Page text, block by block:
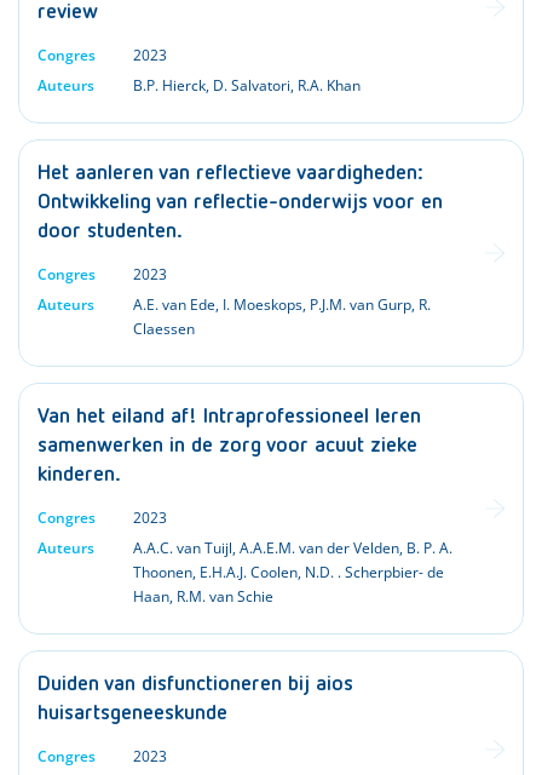
review
Congres
2023
Auteurs
B.P. Hierck, D. Salvatori, R.A. Khan
Het aanleren van reflectieve vaardigheden:
Ontwikkeling van reflectie-onderwijs voor en
door studenten.
Congres
2023
Auteurs
A.E. van Ede, I. Moeskops, P.J.M. van Gurp, R.
Claessen
Van het eiland af! Intraprofessioneel leren
samenwerken in de zorg voor acuut zieke
kinderen.
Congres
2023
Auteurs
A.A.C. van Tuijl,A.A.E.M. van der Velden, B. P. A.
Thoonen, E.H.A.J. Coolen, N.D. . Scherpbier- de
Haan, R.M. van Schie
Duiden van disfunctioneren bij aios
huisartsgeneeskunde
Congres
2023